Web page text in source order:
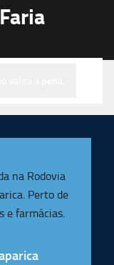
na Rodovia
Perto de
e farmácias.